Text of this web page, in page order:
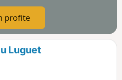
profite
Luguet